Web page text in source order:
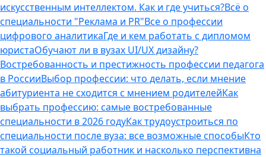
искусственным интеллектом. Как и где учиться?Всё о
специальности "Реклама и PR"Все о профессии
цифрового аналитикаГде и кем работать с дипломом
юристаОбучают ли в вузах UI/UX дизайну?
Востребованность и престижность профессии педагога
в РоссииВыбор профессии: что делать, если мнение
абитуриента не сходится с мнением родителейКак
выбрать профессию: самые востребованные
специальности в 2026 годуКак трудоустроиться по
специальности после вуза: все возможные способыКто
такой социальный работник и насколько перспективна